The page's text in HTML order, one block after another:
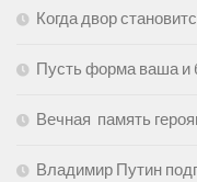
Когда двор
Пусть форма ваша и
Вечная память
Владимир Путин